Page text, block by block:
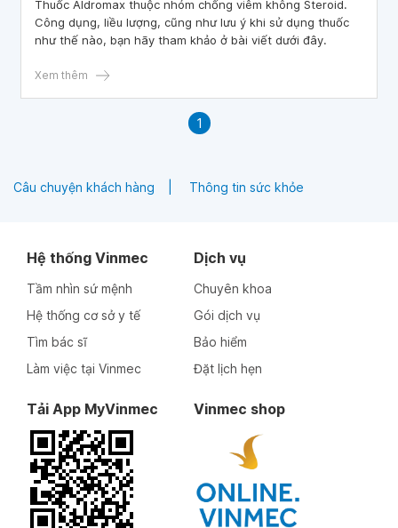
Thuốc Aldromax thuộc nhóm chống viêm không Steroid.
Công dụng, liều lượng, cũng như lưu ý khi sử dụng thuốc
như thế nào, bạn hãy tham khảo ở bài viết dưới đây.
Xem thêm
1
Câu chuyện khách hàng Thông tin sức khỏe
Hệ thống Vinmec
Tầm nhìn sứ mệnh
Hệ thống cơ sở y tế
Tìm bác sĩ
Làm việc tại Vinmec
Dịch vụ
Chuyên khoa
Gói dịch vụ
Bảo hiểm
Đặt lịch hẹn
Tải App MyVinmec Vinmec shop